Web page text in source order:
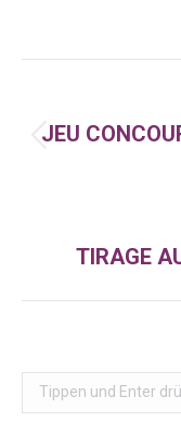
JEU
TIRAGE
Search: